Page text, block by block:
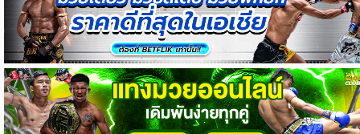
คอ
ลัม
นิ
สต์
วิเคราะห์
บอล